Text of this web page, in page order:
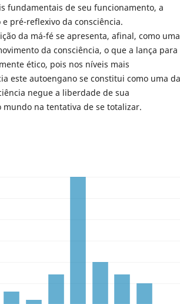
fundamentais de seu funcionamento, a
pré-reflexivo da consciência.
da má-fé se apresenta, afinal, como uma
da consciência, o que a lança para
ético, pois nos níveis mais
este autoengano se constitui como uma
negue a liberdade de sua
na tentativa de se totalizar.